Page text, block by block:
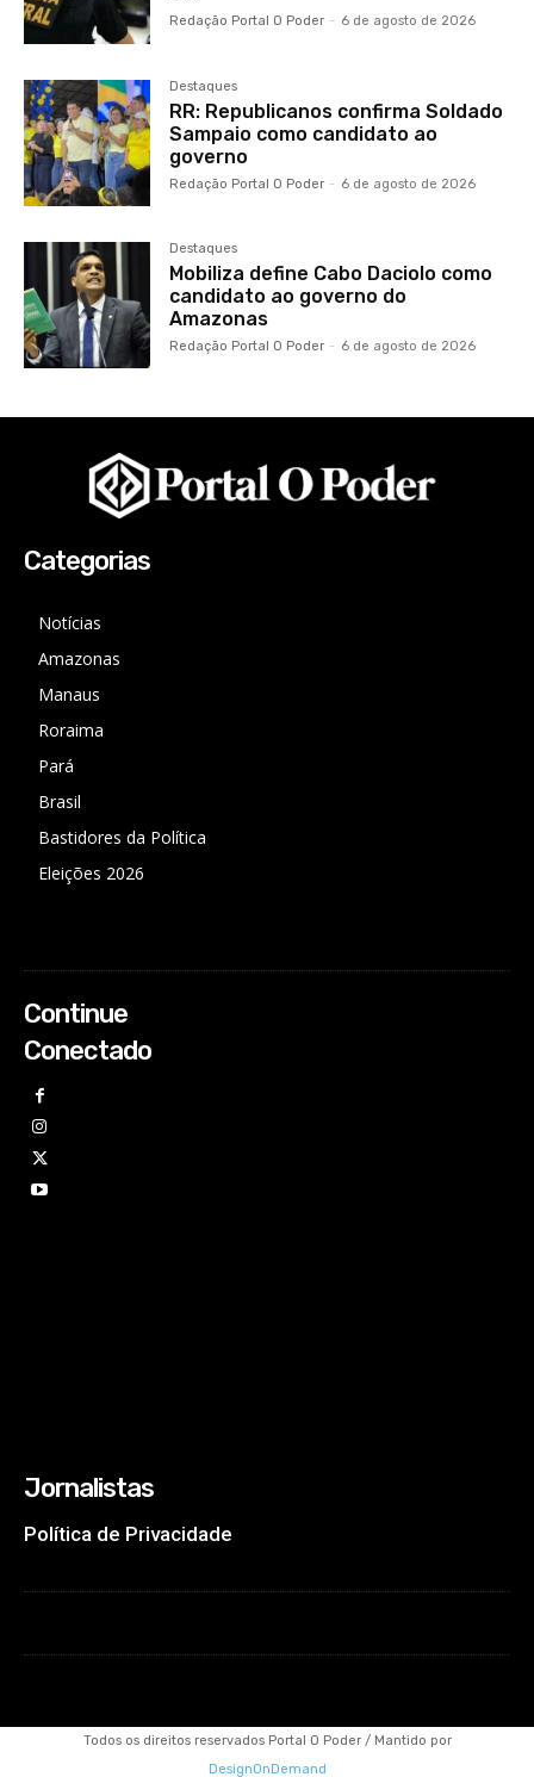
Redação Portal O Poder - 6 de agosto de 2026
Destaques
RR: Republicanos confirma Soldado
Sampaio como candidato ao
governo
Redação Portal O Poder - 6 de agosto de 2026
Destaques
Mobiliza define Cabo Daciolo como
candidato ao governo do
Amazonas
Redação Portal O Poder - 6 de agosto de 2026
Categorias
Notícias
Amazonas
Manaus
Roraima
Pará
Brasil
Bastidores da Política
Eleições 2026
Continue
Conectado
Jornalistas
Política de Privacidade
Todos os direitos reservados Portal O Poder / Mantido por
DesignOnDemand